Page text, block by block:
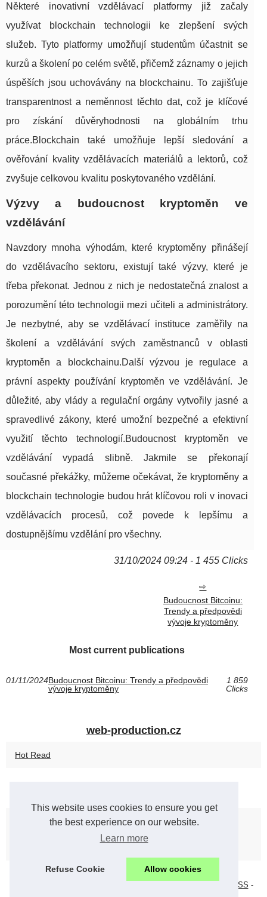
This website uses cookies to ensure you get
the best experience on our website.
Learn more
Refuse Cookie Allow cookies
Některé inovativní vzdělávací platformy již začaly
využívat blockchain technologii ke zlepšení svých
služeb. Tyto platformy umožňují studentům účastnit se
kurzů a školení po celém světě, přičemž záznamy o jejich
úspěších jsou uchovávány na blockchainu. To zajišťuje
transparentnost a neměnnost těchto dat, což je klíčové
pro získání důvěryhodnosti na globálním trhu
práce.Blockchain také umožňuje lepší sledování a
ověřování kvality vzdělávacích materiálů a lektorů, což
zvyšuje celkovou kvalitu poskytovaného vzdělání.
Výzvy a budoucnost kryptoměn ve
vzdělávání
Navzdory mnoha výhodám, které kryptoměny přinášejí
do vzdělávacího sektoru, existují také výzvy, které je
třeba překonat. Jednou z nich je nedostatečná znalost a
porozumění této technologii mezi učiteli a administrátory.
Je nezbytné, aby se vzdělávací instituce zaměřily na
školení a vzdělávání svých zaměstnanců v oblasti
kryptoměn a blockchainu.Další výzvou je regulace a
právní aspekty používání kryptoměn ve vzdělávání. Je
důležité, aby vlády a regulační orgány vytvořily jasné a
spravedlivé zákony, které umožní bezpečné a efektivní
využití těchto technologií.Budoucnost kryptoměn ve
vzdělávání vypadá slibně. Jakmile se překonají
současné překážky, můžeme očekávat, že kryptoměny a
blockchain technologie budou hrát klíčovou roli v inovaci
vzdělávacích procesů, což povede k lepšímu a
dostupnějšímu vzdělání pro všechny.
31/10/2024 09:24 - 1 455 Clicks
Budoucnost Bitcoinu:
Trendy a předpovědi
vývoje kryptoměny
Most current publications
01/11/2024Budoucnost Bitcoinu: Trendy a předpovědi
vývoje kryptoměny
1 859
Clicks
web-production.cz
Hot Read
Budoucnost Bitcoinu: Trendy a...
RSS -